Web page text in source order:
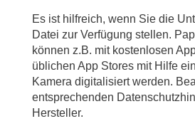
Es ist hilfreich, wenn Sie die
Datei zur Verfügung stellen.
können z.B. mit kostenlosen
üblichen App Stores mit Hilfe
Kamera digitalisiert werden.
entsprechenden
Hersteller.